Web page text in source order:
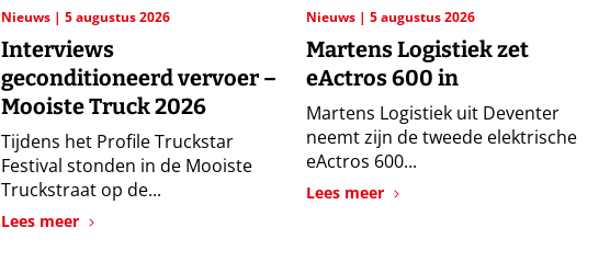
Nieuws 5 augustus 2026
Interviews
geconditioneerd vervoer –
Mooiste Truck 2026
Tijdens het Profile Truckstar
Festival stonden in de Mooiste
Truckstraat op de...
Lees meer
Nieuws 5 augustus 2026
Martens Logistiek zet
eActros 600 in
Martens Logistiek uit Deventer
neemt zijn de tweede elektrische
eActros 600...
Lees meer